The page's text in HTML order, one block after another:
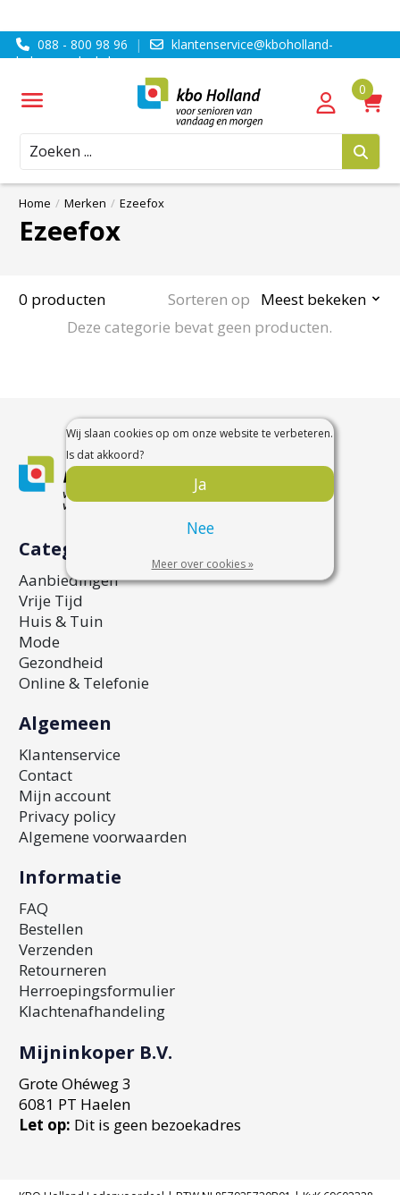
088 - 800 98 96 |
klantenservice@kboholland-
ledenvoordeel.nl
Zoeken
Home / Merken / Ezeefox
Ezeefox
0 producten Sorteren op
Meest bekeken
Deze categorie bevat geen producten.
Categorieën
Aanbiedingen
Vrije Tijd
Huis & Tuin
Mode
Gezondheid
Online & Telefonie
Algemeen
Klantenservice
Contact
Mijn account
Privacy policy
Algemene voorwaarden
Informatie
FAQ
Bestellen
Verzenden
Retourneren
Herroepingsformulier
Klachtenafhandeling
Mijninkoper B.V.
Grote Ohéweg 3
6081 PT Haelen
Let op: Dit is geen bezoekadres
KBO Holland Ledenvoordeel | BTW NL857935720B01 | KvK 69602328
Wij slaan cookies op om onze website te verbeteren.
Is dat akkoord?
Ja
Nee
Meer over cookies »